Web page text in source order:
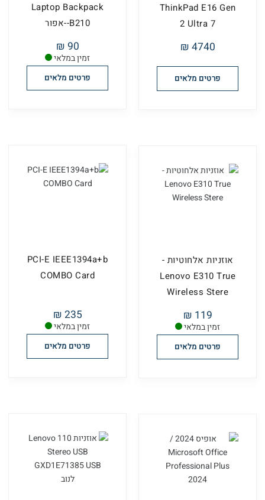
זמין במלאי
Laptop Backpack
B210--אפור
90 ₪
פרטים מלאים
ThinkPad E16 Gen
2 Ultra 7
4740 ₪
פרטים מלאים
זמין במלאי
PCI-E IEEE1394a+b
COMBO Card
235 ₪
פרטים מלאים
זמין במלאי
אוזניות אלחוטיות -
Lenovo E310 True
Wireless Stere
119 ₪
פרטים מלאים